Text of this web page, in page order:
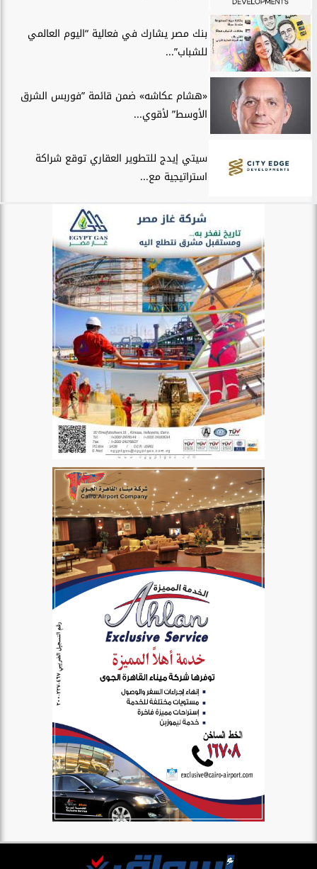
بنك مصر يشارك في فعالية “اليوم العالمي
للشباب”...
«هشام عكاشه» ضمن قائمة ”فوربس الشرق
الأوسط” لأقوي...
سيتي إيدج للتطوير العقاري توقع شراكة
استراتيجية مع...